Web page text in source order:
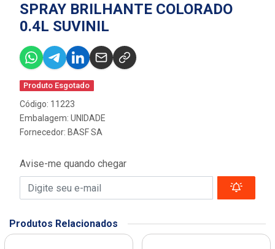
SPRAY BRILHANTE COLORADO
0.4L SUVINIL
Produto Esgotado
Código: 11223
Embalagem: UNIDADE
Fornecedor: BASF SA
Avise-me quando chegar
Produtos Relacionados